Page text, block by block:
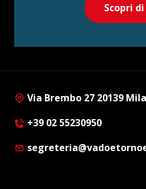
Scopri
Via Brembo 27 20139
+39 02 55230950